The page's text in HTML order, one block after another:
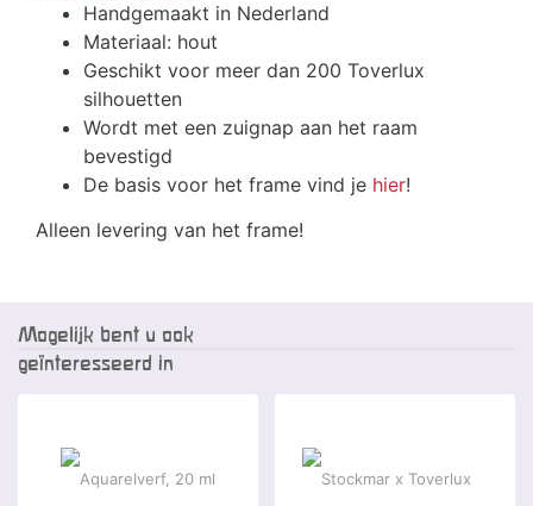
Handgemaakt in Nederland
Materiaal: hout
Geschikt voor meer dan 200 Toverlux
silhouetten
Wordt met een zuignap aan het raam
bevestigd
De basis voor het frame vind je hier!
Alleen levering van het frame!
Mogelijk bent u ook
geïnteresseerd in